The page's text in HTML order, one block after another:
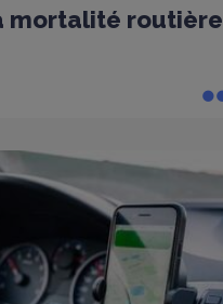
mortalité routière